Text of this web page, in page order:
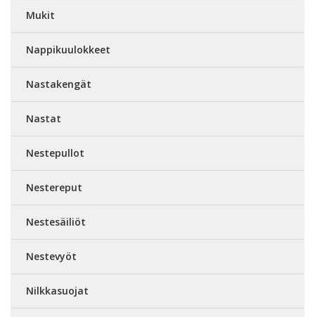
Mukit
Nappikuulokkeet
Nastakengät
Nastat
Nestepullot
Nestereput
Nestesäiliöt
Nestevyöt
Nilkkasuojat